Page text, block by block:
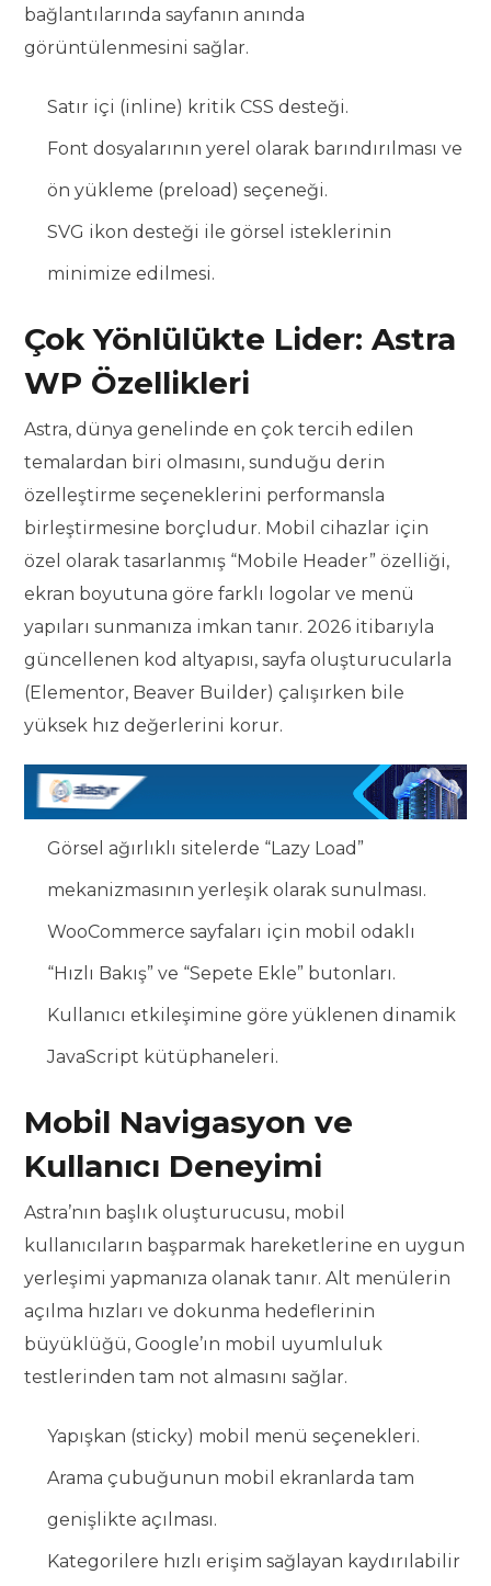
bağlantılarında sayfanın anında
görüntülenmesini sağlar.
Satır içi (inline) kritik CSS desteği.
Font dosyalarının yerel olarak barındırılması ve
ön yükleme (preload) seçeneği.
SVG ikon desteği ile görsel isteklerinin
minimize edilmesi.
Çok Yönlülükte Lider: Astra
WP Özellikleri
Astra, dünya genelinde en çok tercih edilen
temalardan biri olmasını, sunduğu derin
özelleştirme seçeneklerini performansla
birleştirmesine borçludur. Mobil cihazlar için
özel olarak tasarlanmış “Mobile Header” özelliği,
ekran boyutuna göre farklı logolar ve menü
yapıları sunmanıza imkan tanır. 2026 itibarıyla
güncellenen kod altyapısı, sayfa oluşturucularla
(Elementor, Beaver Builder) çalışırken bile
yüksek hız değerlerini korur.
Görsel ağırlıklı sitelerde “Lazy Load”
mekanizmasının yerleşik olarak sunulması.
WooCommerce sayfaları için mobil odaklı
“Hızlı Bakış” ve “Sepete Ekle” butonları.
Kullanıcı etkileşimine göre yüklenen dinamik
JavaScript kütüphaneleri.
Mobil Navigasyon ve
Kullanıcı Deneyimi
Astra’nın başlık oluşturucusu, mobil
kullanıcıların başparmak hareketlerine en uygun
yerleşimi yapmanıza olanak tanır. Alt menülerin
açılma hızları ve dokunma hedeflerinin
büyüklüğü, Google’ın mobil uyumluluk
testlerinden tam not almasını sağlar.
Yapışkan (sticky) mobil menü seçenekleri.
Arama çubuğunun mobil ekranlarda tam
genişlikte açılması.
Kategorilere hızlı erişim sağlayan kaydırılabilir